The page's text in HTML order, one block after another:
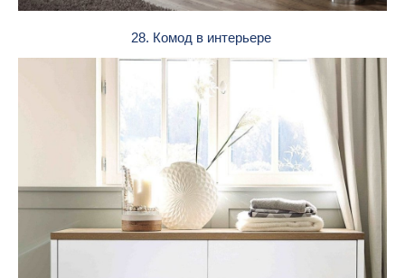
28. Комод в интерьере